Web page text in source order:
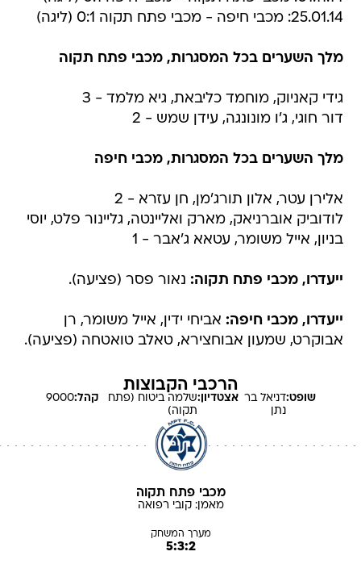
25.01.14: מכבי חיפה - מכבי פתח תקוה 0:1 (ליגה)
מלך השערים בכל המסגרות, מכבי פתח תקוה
גידי קאניוק, מוחמד כליבאת, גיא מלמד - 3
דור חוגי, ג'ו מונונגה, עידן שמש - 2
מלך השערים בכל המסגרות, מכבי חיפה
אלירן עטר, אלון תורג'מן, חן עזרא - 2
לודוביק אוברניאק, מארק ואליינטה, גליינור פלט, יוסי
בניון, אייל משומר, עטאא ג'אבר - 1
ייעדרו, מכבי פתח תקוה: נאור פסר (פציעה).
ייעדרו, מכבי חיפה: אביחי ידין, אייל משומר, רן
אבוקרט, שמעון אבוחצירא, טאלב טואטחה (פציעה).
הרכבי הקבוצות
שופט:דניאל בר
נתן
אצטדיון:שלמה ביטוח (פתח
תקוה)
קהל:9000
מכבי פתח תקוה
מאמן:קובי רפואה
מערך המשחק
5:3:2